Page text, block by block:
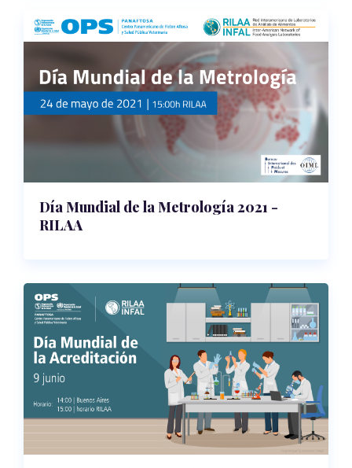
Día Mundial de la Metrología 2021 -
RILAA